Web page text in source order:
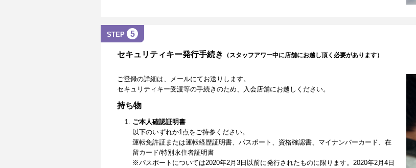
STEP 5
セキュリティキー発行手続き （スタッフアワー中に店舗にお越し頂く必要があります）
ご登録の詳細は、メールにてお送りします。
セキュリティキー受渡等の手続きのため、入会店舗にお越しください。
持ち物
ご本人確認証明書
以下のいずれか1点をご持参ください。
運転免許証または運転経歴証明書、パスポート、資格確認書、マイナンバーカード、在
留カード/特別永住者証明書
※パスポートについては2020年2月3日以前に発行されたものに限ります。2020年2月4日